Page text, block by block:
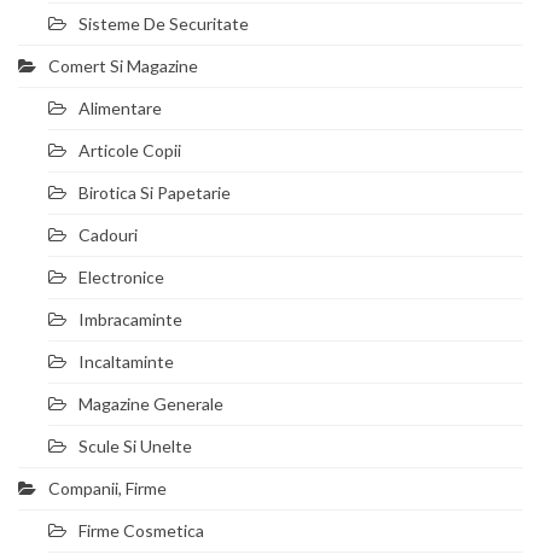
Sisteme De Securitate
Comert Si Magazine
Alimentare
Articole Copii
Birotica Si Papetarie
Cadouri
Electronice
Imbracaminte
Incaltaminte
Magazine Generale
Scule Si Unelte
Companii, Firme
Firme Cosmetica